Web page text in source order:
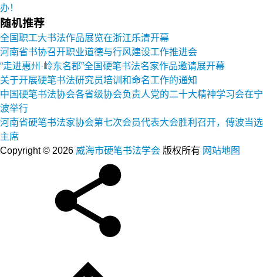
办！
随机推荐
全国职工大书法作品展览在浙江乐清开幕
河南省书协召开职业道德与行风建设工作推进会
“走进惠州·岭东名郡”全国硬笔书法名家作品邀请展开幕
关于开展硬笔书法研究员培训和命名工作的通知
中国硬笔书法协会各省级协会负责人党的二十大精神学习会在宁
波举行
河南省硬笔书法家协会第七次会员代表大会胜利召开，傅波当选
主席
Copyright © 2026 威海市硬笔书法学会 版权所有 网站地图